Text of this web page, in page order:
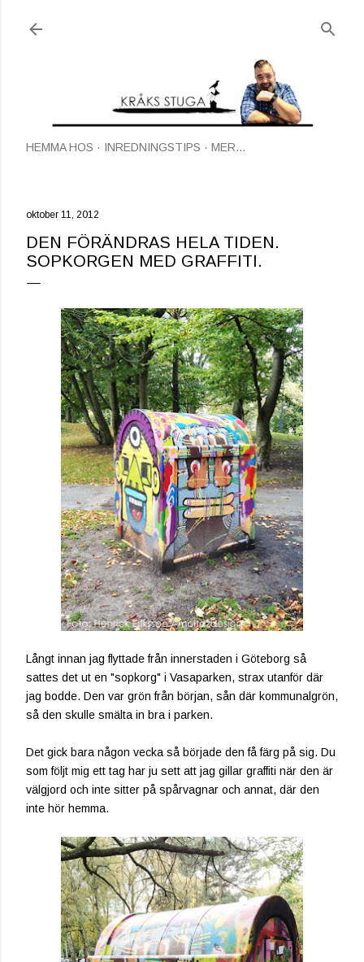
HEMMA HOS INREDNINGSTIPS MER…
oktober 11, 2012
DEN FÖRÄNDRAS HELA TIDEN.
SOPKORGEN MED GRAFFITI.
Långt innan jag flyttade från innerstaden i Göteborg så
sattes det ut en "sopkorg" i Vasaparken, strax utanför där
jag bodde. Den var grön från början, sån där kommunalgrön,
så den skulle smälta in bra i parken.
Det gick bara någon vecka så började den få färg på sig. Du
som följt mig ett tag har ju sett att jag gillar graffiti när den är
välgjord och inte sitter på spårvagnar och annat, där den
inte hör hemma.